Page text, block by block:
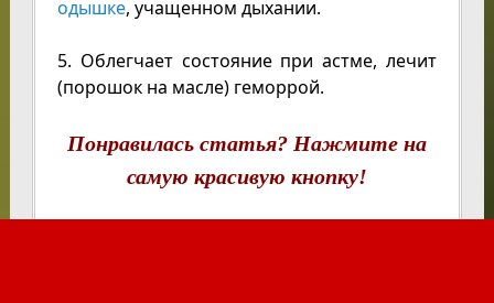
одышке, учащенном дыхании.
5. Облегчает состояние при астме, лечит
(порошок на масле) геморрой.
Понравилась статья? Нажмите на
самую красивую кнопку!